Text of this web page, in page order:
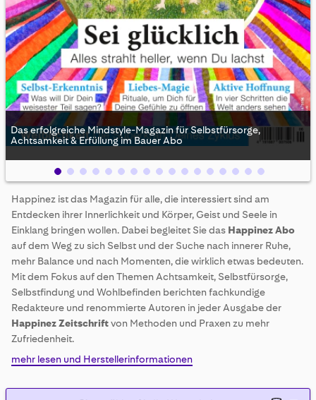
Das erfolgreiche Mindstyle-Magazin für Selbstfürsorge,
Achtsamkeit & Erfüllung im Bauer Abo
to
the
beginning
of
the
images
gallery
Happinez ist das Magazin für alle, die interessiert sind am
Entdecken ihrer Innerlichkeit und Körper, Geist und Seele in
Einklang bringen wollen. Dabei begleitet Sie das Happinez Abo
auf dem Weg zu sich Selbst und der Suche nach innerer Ruhe,
mehr Balance und nach Momenten, die wirklich etwas bedeuten.
Mit dem Fokus auf den Themen Achtsamkeit, Selbstfürsorge,
Selbstfindung und Wohlbefinden berichten fachkundige
Redakteure und renommierte Autoren in jeder Ausgabe der
Happinez Zeitschriftvon Methoden und Praxen zu mehr
Zufriedenheit.
mehr lesen und Herstellerinformationen